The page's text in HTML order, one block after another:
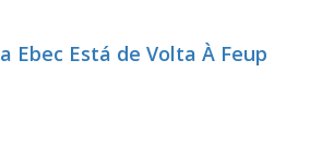
a Ebec Está de Volta À Feup